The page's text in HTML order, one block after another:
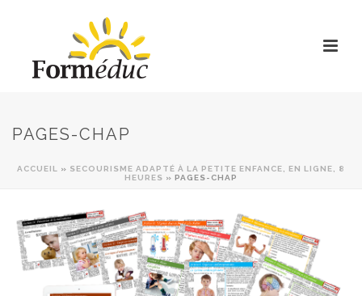
PAGES-CHAP
ACCUEIL » SECOURISME ADAPTÉ À LA PETITE ENFANCE, EN LIGNE, 8
HEURES » PAGES-CHAP